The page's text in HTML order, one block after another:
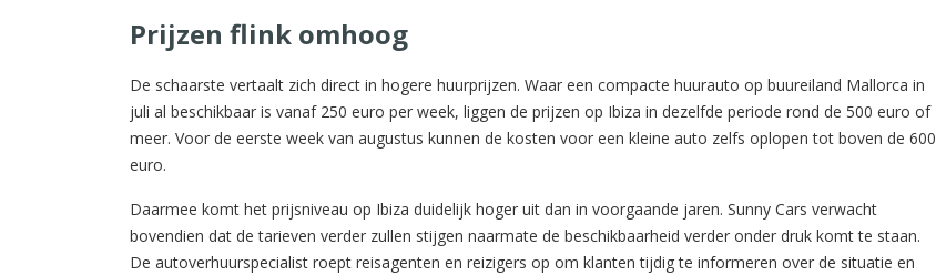
Prijzen flink omhoog
De schaarste vertaalt zich direct in hogere huurprijzen. Waar een compacte huurauto op buureiland Mallorca in
juli al beschikbaar is vanaf 250 euro per week, liggen de prijzen op Ibiza in dezelfde periode rond de 500 euro of
meer. Voor de eerste week van augustus kunnen de kosten voor een kleine auto zelfs oplopen tot boven de 600
euro.
Daarmee komt het prijsniveau op Ibiza duidelijk hoger uit dan in voorgaande jaren. Sunny Cars verwacht
bovendien dat de tarieven verder zullen stijgen naarmate de beschikbaarheid verder onder druk komt te staan.
De autoverhuurspecialist roept reisagenten en reizigers op om klanten tijdig te informeren over de situatie en